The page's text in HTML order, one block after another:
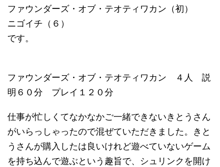
ファウンダーズ・オブ・テオティワカン（初）
ニゴイチ（６）
です。
ファウンダーズ・オブ・テオティワカン ４人 説
明６０分 プレイ１２０分
仕事が忙しくてなかなかご一緒できないきとうさん
がいらっしゃったので混ぜていただきました。きと
うさんが購入したは良いけれど遊べていないゲーム
を持ち込んで遊ぶという趣旨で、シュリンクを開け